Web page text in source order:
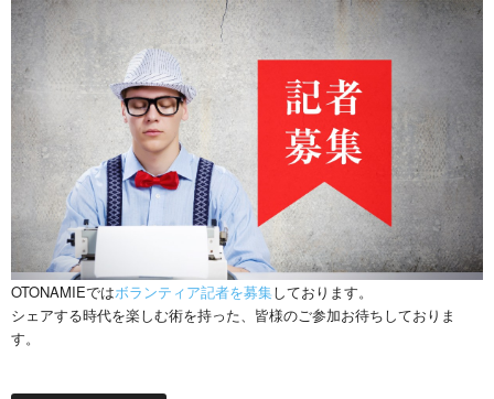
OTONAMIEではボランティア記者を募集しております。
シェアする時代を楽しむ術を持った、皆様のご参加お待ちしておりま
す。